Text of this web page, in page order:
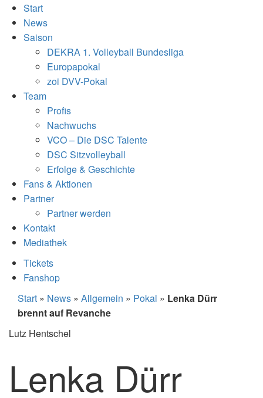
Start
News
Saison
DEKRA 1. Volleyball Bundesliga
Europapokal
zoi DVV-Pokal
Team
Profis
Nachwuchs
VCO – Die DSC Talente
DSC Sitzvolleyball
Erfolge & Geschichte
Fans & Aktionen
Partner
Partner werden
Kontakt
Mediathek
Tickets
Fanshop
Start » News » Allgemein » Pokal » Lenka Dürr
brennt auf Revanche
Lutz Hentschel
Lenka Dürr